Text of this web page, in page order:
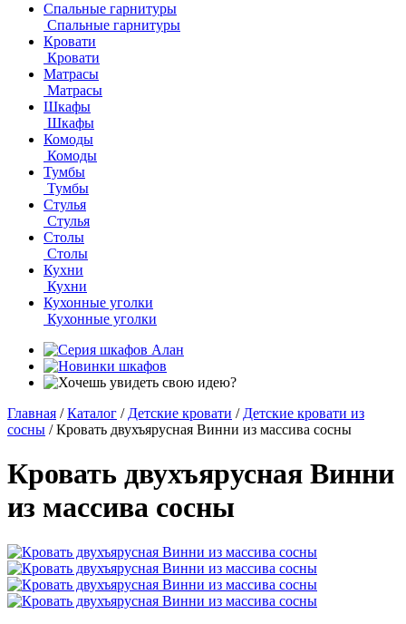
Спальные гарнитуры
Спальные гарнитуры
Кровати
Кровати
Матрасы
Матрасы
Шкафы
Шкафы
Комоды
Комоды
Тумбы
Тумбы
Стулья
Стулья
Столы
Столы
Кухни
Кухни
Кухонные уголки
Кухонные уголки
Главная / Каталог / Детские кровати / Детские кровати из
сосны / Кровать двухъярусная Винни из массива сосны
Кровать двухъярусная Винни
из массива сосны